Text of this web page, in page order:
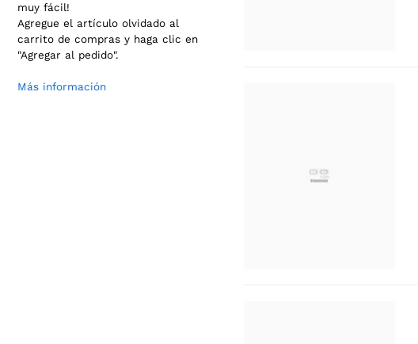
muy fácil!
Agregue el artículo olvidado al
carrito de compras y haga clic en
"Agregar al pedido".
Más información